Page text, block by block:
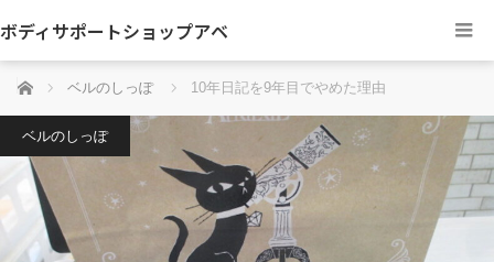
ボディサポートショップアベ
ホーム ベルのしっぽ 10年日記を9年目でやめた理由
ベルのしっぽ